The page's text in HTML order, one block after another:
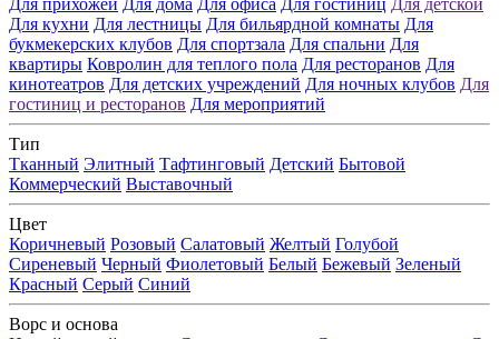
Для прихожей Для дома Для офиса Для гостиниц Для детской
Для кухни Для лестницы Для бильярдной комнаты Для
букмекерских клубов Для спортзала Для спальни Для
квартиры Ковролин для теплого пола Для ресторанов Для
кинотеатров Для детских учреждений Для ночных клубов Для
гостиниц и ресторанов Для мероприятий
Тип
Тканный Элитный Тафтинговый Детский Бытовой
Коммерческий Выставочный
Цвет
Коричневый Розовый Салатовый Желтый Голубой
Сиреневый Черный Фиолетовый Белый Бежевый Зеленый
Красный Серый Синий
Ворс и основа